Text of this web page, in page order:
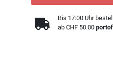
Bis 17:00 Uhr
ab CHF 50.00